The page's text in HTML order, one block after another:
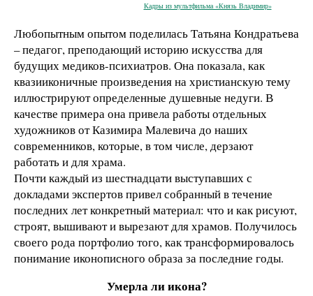
Кадры из мультфильма «Князь Владимир»
Любопытным опытом поделилась Татьяна Кондратьева
– педагог, преподающий историю искусства для
будущих медиков-психиатров. Она показала, как
квазииконичные произведения на христианскую тему
иллюстрируют определенные душевные недуги. В
качестве примера она привела работы отдельных
художников от Казимира Малевича до наших
современников, которые, в том числе, дерзают
работать и для храма.
Почти каждый из шестнадцати выступавших с
докладами экспертов привел собранный в течение
последних лет конкретный материал: что и как рисуют,
строят, вышивают и вырезают для храмов. Получилось
своего рода портфолио того, как трансформировалось
понимание иконописного образа за последние годы.
Умерла ли икона?